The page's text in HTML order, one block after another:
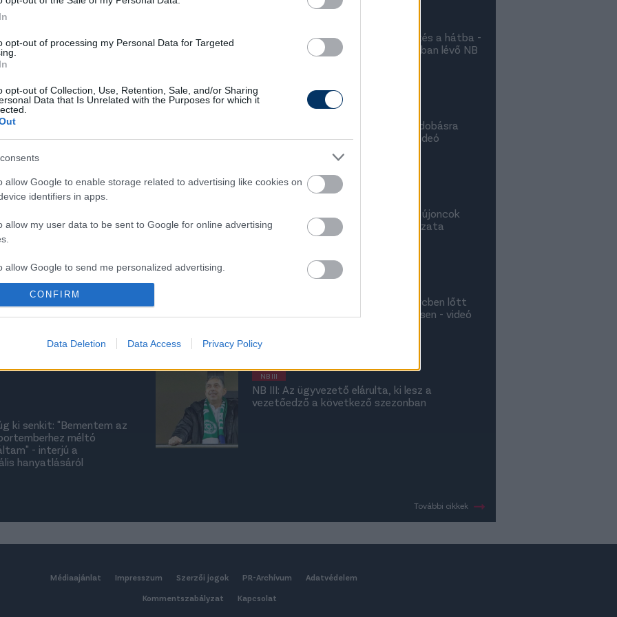
opt-out of processing my Personal Data for Targeted
opt-out of Collection, Use, Retention, Sale, and/or Sharing
Data that Is Unrelated with the Purposes for which it
allow Google to enable storage related to advertising like cookies on
identifiers in apps.
allow my user data to be sent to Google for online advertising
allow Google to send me personalized advertising.
allow Google to enable storage related to analytics like cookies on
identifiers in apps.
allow Google to enable storage related to functionality of the website
allow Google to enable storage related to personalization.
allow Google to enable storage related to security, including
functionality and fraud prevention, and other user protection.
CONFIRM
Data Deletion Data Access Privacy Policy
ki a magyar gólgyáros -
az NB I-es csapatok
lemondott az NB II-es klub
- közlemény
a válogatott szünetben
NB II-es csapatot vert -
II-es csapat kapusedzője
ki senkit: "Bementem az
méltó
- interjú a
hanyatlásáról
"Mást vártam a Vasastól", avagy kés a hátba -
a fair play szellemét hiányolja a bajban lévő NB
Röhejes pillanatok az NB II-ben: Bedobásra
rúgta a ziccert az ETO-játékos - videó
NB II: Tizenhat perc alatt eldőlt az újoncok
csatája - véget ért az Ajka jó sorozata
NB II: A korábbi Fradi-kapus 80. percben lőtt
találata döntött a hétgólos meccsen - videó
NB III
NB III: Az ügyvezető elárulta, ki lesz a
vezetőedző a következő szezonban
További cikkek
Médiaajánlat Impresszum Szerzői jogok PR-Archívum Adatvédelem
Kommentszabályzat Kapcsolat